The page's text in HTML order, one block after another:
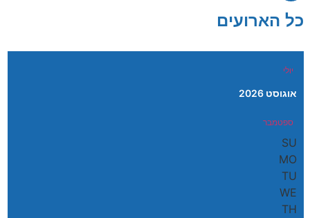
כל הארועים
יולי
אוגוסט 2026
ספטמבר
SU
MO
TU
WE
TH